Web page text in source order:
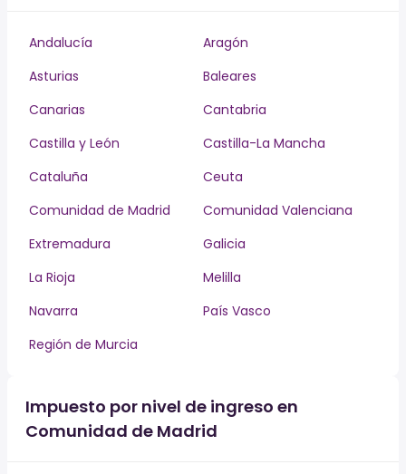
Andalucía
Aragón
Asturias
Baleares
Canarias
Cantabria
Castilla y León
Castilla-La Mancha
Cataluña
Ceuta
Comunidad de Madrid
Comunidad Valenciana
Extremadura
Galicia
La Rioja
Melilla
Navarra
País Vasco
Región de Murcia
Impuesto por nivel de ingreso en
Comunidad de Madrid